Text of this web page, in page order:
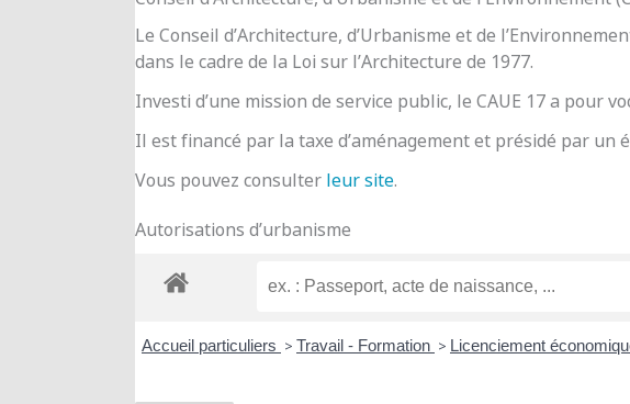
Le Conseil d’Architecture, d’Urbanisme et de
dans le cadre de la Loi sur l’Architecture de 1977.
Investi d’une mission de service public, le CAUE 17 a
Il est financé par la taxe d’aménagement et présidé par un
Vous pouvez consulter leur site.
Autorisations d’urbanisme
Accueil particuliers > Travail - Formation > Licenciement